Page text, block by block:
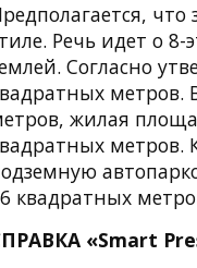
что
Речь идет о
Согласно
метров.
жилая
метров.
квадратных
«Smart